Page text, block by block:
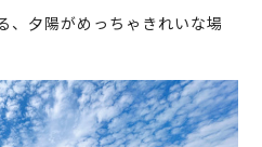
、夕陽がめっちゃきれいな場